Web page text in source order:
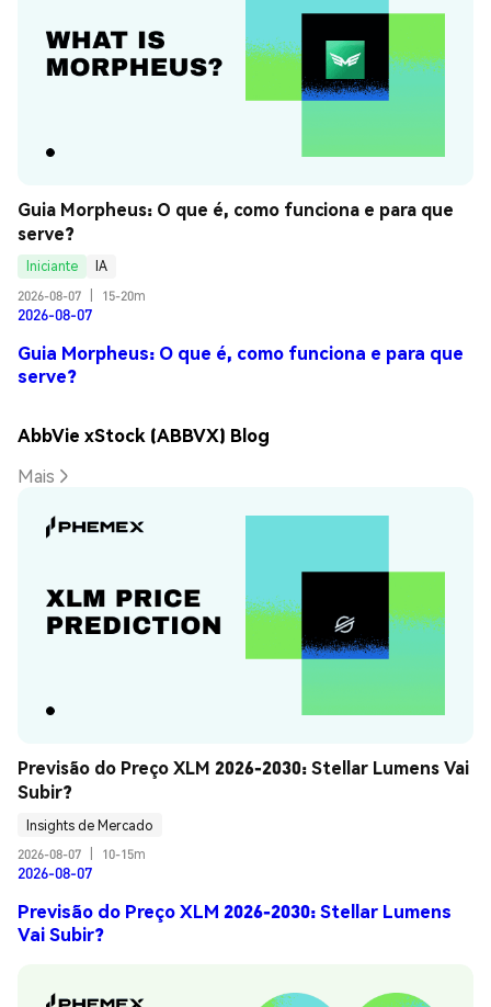
Guia Morpheus: O que é, como funciona e para que
serve?
Iniciante
IA
2026-08-07
15-20m
2026-08-07
Guia Morpheus: O que é, como funciona e para que
serve?
AbbVie xStock (ABBVX) Blog
Mais
Previsão do Preço XLM 2026-2030: Stellar Lumens Vai
Subir?
Insights de Mercado
2026-08-07
10-15m
2026-08-07
Previsão do Preço XLM 2026-2030: Stellar Lumens
Vai Subir?